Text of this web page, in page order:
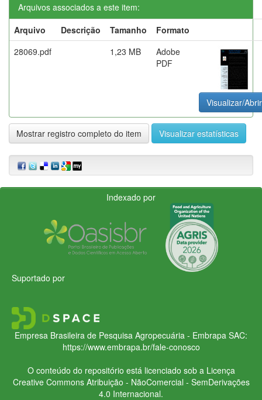
Arquivos associados a este item:
Arquivo
Descrição Tamanho
Formato
28069.pdf
1,23 MB
Adobe
PDF
Visualizar/Abrir
Mostrar registro completo do item Visualizar estatísticas
Indexado por
Suportado por
Empresa Brasileira de Pesquisa Agropecuária - Embrapa SAC:
https://www.embrapa.br/fale-conosco
O conteúdo do repositório está licenciado sob a Licença
Creative CommonsAtribuição - NãoComercial - SemDerivações
4.0 Internacional.